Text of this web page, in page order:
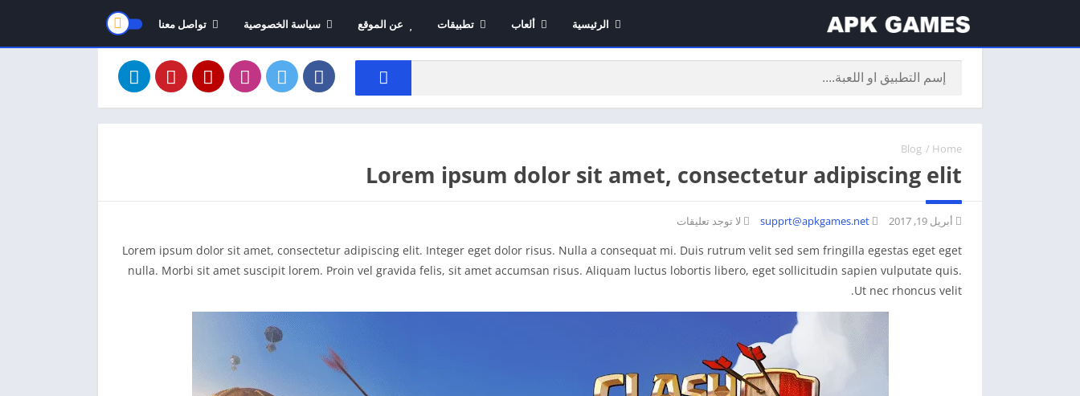
الرئيسية ألعاب تطبيقات عن الموقع سياسة الخصوصية تواصل معنا
Home
/
Blog
Lorem ipsum dolor sit amet, consectetur adipiscing elit
أبريل 19, 2017 supprt@apkgames.net لا توجد تعليقات
Lorem ipsum dolor sit amet, consectetur adipiscing elit. Integer eget dolor risus. Nulla a consequat mi. Duis rutrum velit sed sem fringilla egestas eget eget
nulla. Morbi sit amet suscipit lorem. Proin vel gravida felis, sit amet accumsan risus. Aliquam luctus lobortis libero, eget sollicitudin sapien vulputate quis.
Ut nec rhoncus velit.